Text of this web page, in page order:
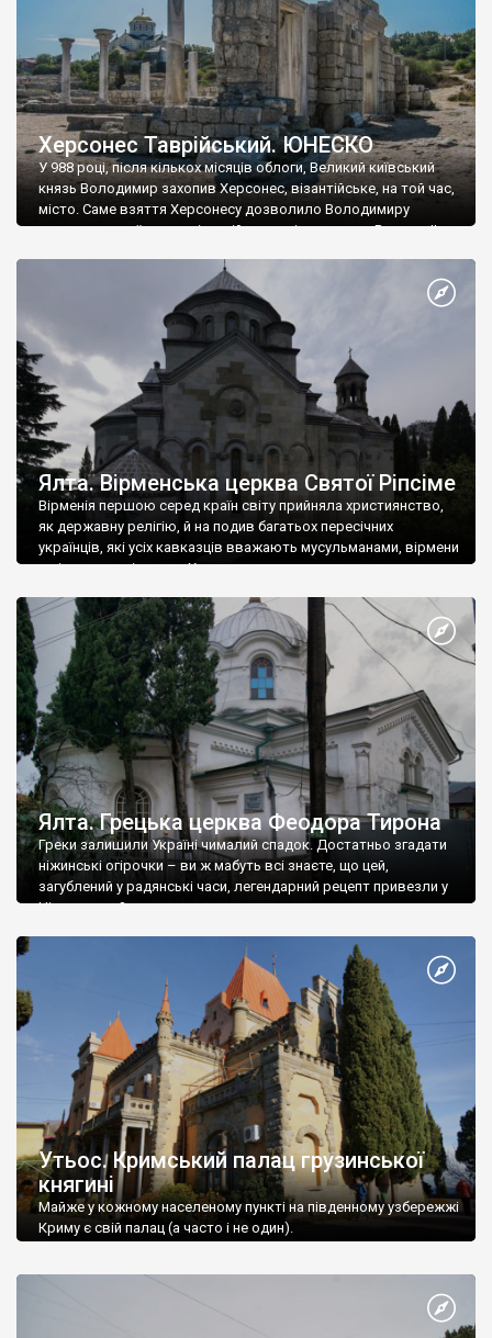
Херсонес Таврійський. ЮНЕСКО
У 988 році, після кількох місяців облоги, Великий київський
князь Володимир захопив Херсонес, візантійське, на той час,
місто. Саме взяття Херсонесу дозволило Володимиру
диктувати свої умови візантійському імператору Василю ІІ, та
Херсонесі Володимир-язичник, став Василем-християнином.
А потім було Хрещення Русі. На честь Херсонесу Таврійського
Ялта. Вірменська церква Святої Ріпсіме
Вірменія першою серед країн світу прийняла християнство,
як державну релігію, й на подив багатьох пересічних
українців, які усіх кавказців вважають мусульманами, вірмени
є відданими вірянами Христа
Ялта. Грецька церква Феодора Тирона
Греки залишили Україні чималий спадок. Достатньо згадати
ніжинські огірочки – ви ж мабуть всі знаєте, що цей,
загублений у радянські часи, легендарний рецепт привезли у
Ніжин греки?
Утьос. Кримський палац грузинської
княгині
Майже у кожному населеному пункті на південному узбережжі
Криму є свій палац (а часто і не один).